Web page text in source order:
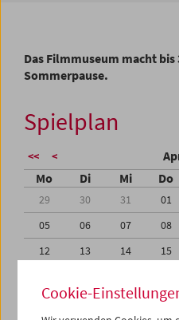
Das Filmmuseum macht bis
Sommerpause.
Spielplan
<< <
Mo Di Mi Do
29 30 31 01
05
06 07 08
12
13 14 15
26
27 28 29
Cookie-